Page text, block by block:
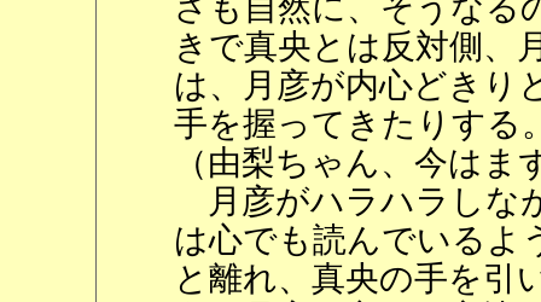
さも自然に、そうなる
きで真央とは反対側、
は、月彦が内心どきり
手を握ってきたりする
（由梨ちゃん、今は
月彦がハラハラしな
は心でも読んでいるよ
と離れ、真央の手を引